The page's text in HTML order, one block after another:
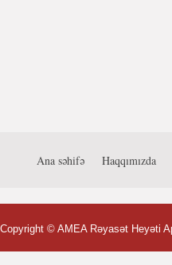
Ana səhifə Haqqımızda
Copyright © AMEA Rəyasət Heyəti